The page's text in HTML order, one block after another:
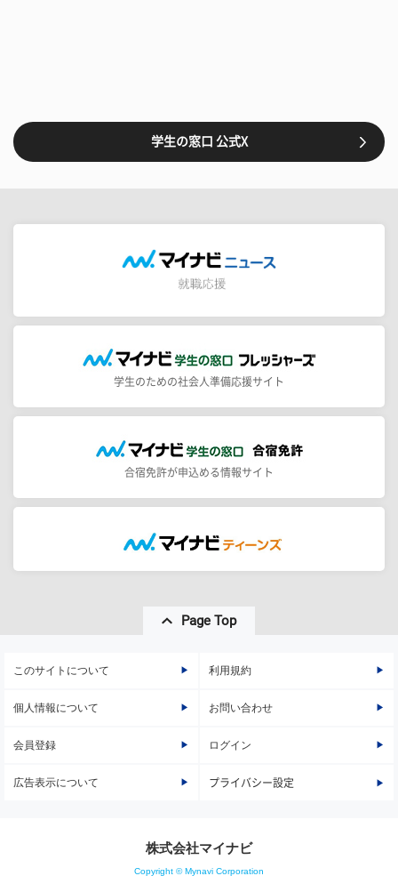
学生の窓口 公式X
学生のための社会人準備応援サイト
合宿免許が申込める情報サイト
Page Top
このサイトについて 利用規約
個人情報について お問い合わせ
会員登録 ログイン
広告表示について プライバシー設定
株式会社マイナビ
Copyright © Mynavi Corporation